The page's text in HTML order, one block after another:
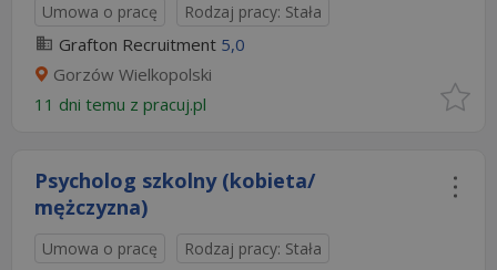
Umowa o pracę Rodzaj pracy: Stała
Grafton Recruitment 5,0
Gorzów Wielkopolski
11 dni temu z pracuj.pl
Psycholog szkolny (kobieta/
mężczyzna)
Umowa o pracę Rodzaj pracy: Stała